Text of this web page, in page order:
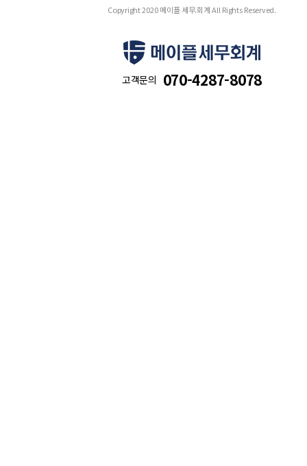
Copyright 2020 메이플 세무.회계 All Rights Reserved.
고객문의 070-4287-8078